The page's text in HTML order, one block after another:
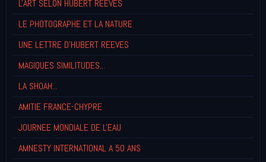
L'ART SELON HUBERT REEVES
LE PHOTOGRAPHE ET LA NATURE
UNE LETTRE D'HUBERT REEVES
MAGIQUES SIMILITUDES...
LA SHOAH...
AMITIE FRANCE-CHYPRE
JOURNEE MONDIALE DE L'EAU
AMNESTY INTERNATIONAL A 50 ANS